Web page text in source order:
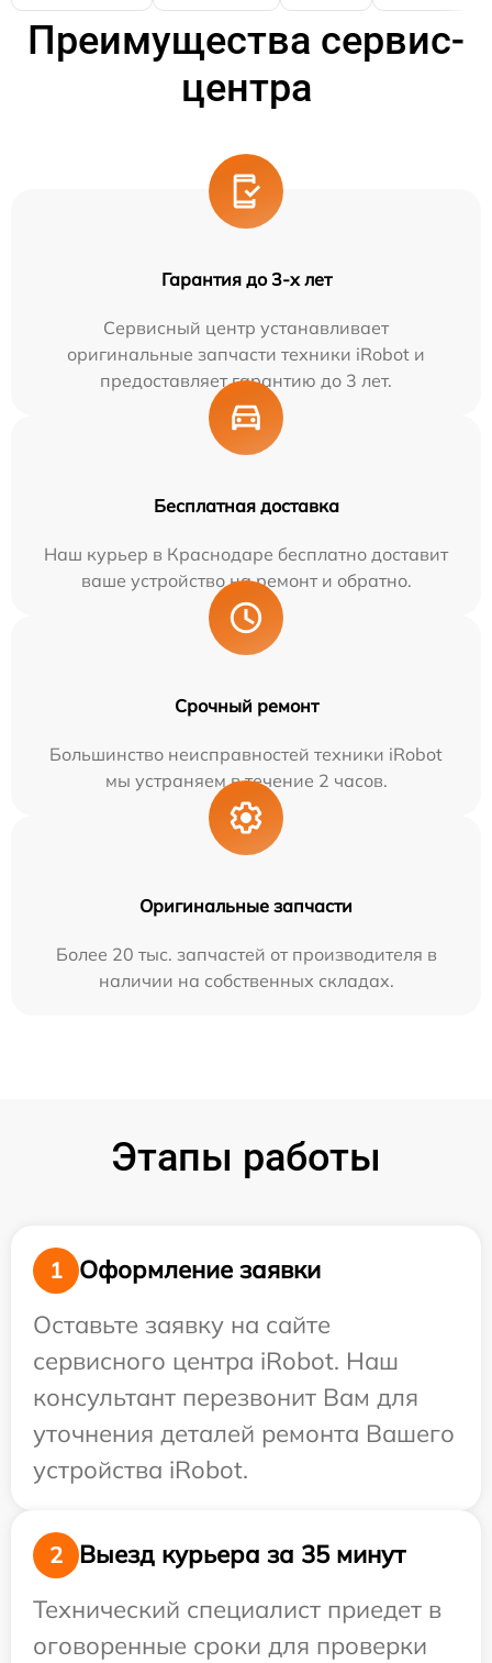
Преимущества сервис-
центра
Гарантия до 3-х лет
Сервисный центр устанавливает
оригинальные запчасти техники iRobot и
предоставляет гарантию до 3 лет.
Бесплатная доставка
Наш курьер в Краснодаре бесплатно доставит
ваше устройство на ремонт и обратно.
Срочный ремонт
Большинство неисправностей техники iRobot
мы устраняем в течение 2 часов.
Оригинальные запчасти
Более 20 тыс. запчастей от производителя в
наличии на собственных складах.
Этапы работы
1
Оформление заявки
Оставьте заявку на сайте
сервисного центра iRobot. Наш
консультант перезвонит Вам для
уточнения деталей ремонта Вашего
устройства iRobot.
2
Выезд курьера за 35 минут
Технический специалист приедет в
оговоренные сроки для проверки